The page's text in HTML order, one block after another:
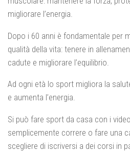
migliorare l’energia.
Dopo i 60 anni è fondamentale per
qualità della vita: tenere in
cadute e migliorare l’equilibrio.
Ad ogni età lo sport migliora la
e aumenta l’energia.
Si può fare sport da casa con i
semplicemente correre o fare una
scegliere di iscriversi a dei corsi in